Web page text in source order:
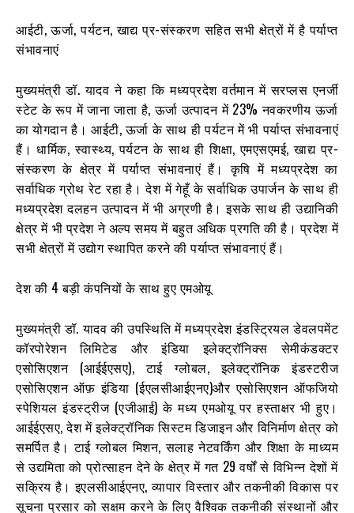
आईटी, ऊर्जा, पर्यटन, खाद्य प्र-संस्करण सहित सभी क्षेत्रों में है पर्याप्त
संभावनाएं
मुख्यमंत्री डॉ. यादव ने कहा कि मध्यप्रदेश वर्तमान में सरप्लस एनर्जी
स्टेट के रूप में जाना जाता है, ऊर्जा उत्पादन में 23% नवकरणीय ऊर्जा
का योगदान है। आईटी, ऊर्जा के साथ ही पर्यटन में भी पर्याप्त संभावनाएं
हैं। धार्मिक, स्वास्थ्य, पर्यटन के साथ ही शिक्षा, एमएसएमई, खाद्य प्र-
संस्करण के क्षेत्र में पर्याप्त संभावनाएं हैं। कृषि में मध्यप्रदेश का
सर्वाधिक ग्रोथ रेट रहा है। देश में गेहूँ के सर्वाधिक उपार्जन के साथ ही
मध्यप्रदेश दलहन उत्पादन में भी अग्रणी है। इसके साथ ही उद्यानिकी
क्षेत्र में भी प्रदेश ने अल्प समय में बहुत अधिक प्रगति की है। प्रदेश में
सभी क्षेत्रों में उद्योग स्थापित करने की पर्याप्त संभावनाएं हैं।
देश की 4 बड़ी कंपनियों के साथ हुए एमओयू
मुख्यमंत्री डॉ. यादव की उपस्थिति में मध्यप्रदेश इंडस्ट्रियल डेवलपमेंट
कॉरपोरेशन लिमिटेड और इंडिया इलेक्ट्रॉनिक्स सेमीकंडक्टर
एसोसिएशन (आईईएसए), टाई ग्लोबल, इलेक्ट्रॉनिक इंडस्टरीज
एसोसिएशन ऑफ़ इंडिया (ईएलसीआईएनए)और एसोसिएशन ऑफजियो
स्पेशियल इंडस्ट्रीज (एजीआई) के मध्य एमओयू पर हस्ताक्षर भी हुए।
आईईएसए, देश में इलेक्ट्रॉनिक सिस्टम डिजाइन और विनिर्माण क्षेत्र को
समर्पित है। टाई ग्लोबल मिशन, सलाह नेटवर्किंग और शिक्षा के माध्यम
से उद्यमिता को प्रोत्साहन देने के क्षेत्र में गत 29 वर्षों से विभिन्न देशों में
सक्रिय है। इएलसीआईएनए, व्यापार विस्तार और तकनीकी विकास पर
सूचना प्रसार को सक्षम करने के लिए वैश्विक तकनीकी संस्थानों और